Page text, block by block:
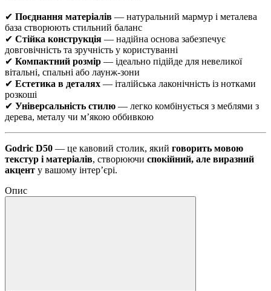
✔ Поєднання матеріалів — натуральний мармур і металева
база створюють стильний баланс
✔ Стійка конструкція — надійна основа забезпечує
довговічність та зручність у користуванні
✔ Компактний розмір — ідеально підійде для невеликої
вітальні, спальні або лаунж-зони
✔ Естетика в деталях — італійська лаконічність із нотками
розкоші
✔ Універсальність стилю — легко комбінується з меблями з
дерева, металу чи м’якою оббивкою
Godric D50 — це кавовий столик, який говорить мовою
текстур і матеріалів, створюючи спокійний, але виразний
акцент у вашому інтер’єрі.
Опис